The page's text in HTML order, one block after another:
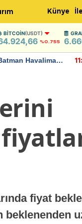
Künye
BITCOIN(USDT)
%0.755
Havalimanı
fiyat
beklenenden